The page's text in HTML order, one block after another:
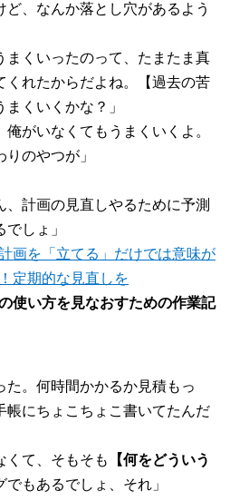
、なんか落とし穴があるよう
まくいったのって、たまたま真
くれたからだよね。【過去の苦
くいくかな？」
俺がいなくてもうまくいくよ。
のやつが」
、計画の見直しやるために予測
しょ」
画を「立てる」だけでは意味が
定期的な見直しを
使い方を見なおすための作業記
た。何時間かかるか見積もっ
帳にちょこちょこ書いてたんだ
くて、そもそも
【何をどういう
でもあるでしょ、それ」